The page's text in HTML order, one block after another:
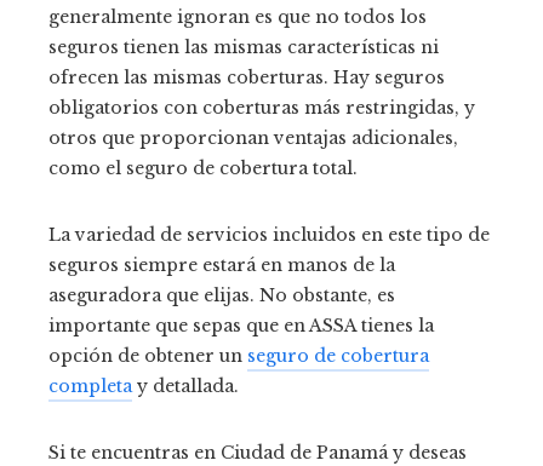
generalmente ignoran es que no todos los
seguros tienen las mismas características ni
ofrecen las mismas coberturas. Hay seguros
obligatorios con coberturas más restringidas, y
otros que proporcionan ventajas adicionales,
como el seguro de cobertura total.
La variedad de servicios incluidos en este tipo de
seguros siempre estará en manos de la
aseguradora que elijas. No obstante, es
importante que sepas que en ASSA tienes la
opción de obtener un seguro de cobertura
completay detallada.
Si te encuentras en Ciudad de Panamá y deseas